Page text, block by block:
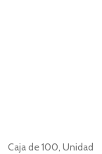
Caja de 100, Unidad